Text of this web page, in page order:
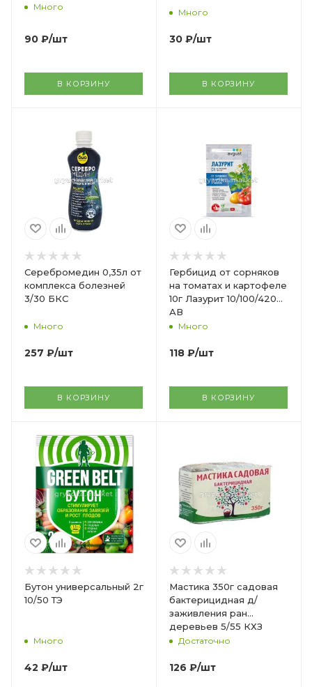
Много
90 ₽/шт
В КОРЗИНУ
Много
30 ₽/шт
В КОРЗИНУ
Серебромедин 0,35л от
комплекса болезней
3/30 БКС
Много
257 ₽/шт
В КОРЗИНУ
Гербицид от сорняков
на томатах и картофеле
10г Лазурит 10/100/4200
АВ
Много
118 ₽/шт
В КОРЗИНУ
Бутон универсальный 2г
10/50 ТЭ
Много
42 ₽/шт
Мастика 350г садовая
бактерицидная д/
заживления ран
деревьев 5/55 КХЗ
Достаточно
126 ₽/шт